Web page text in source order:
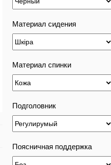
Материал сидения
Материал спинки
Подголовник
Поясничная поддержка